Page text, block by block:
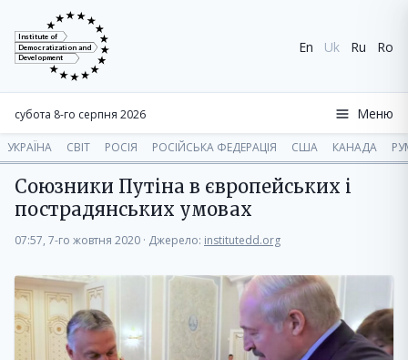
Institute of
Democratization and
Development
En Uk Ru Ro
субота 8-го серпня 2026 Меню
УКРАЇНА СВІТ РОСІЯ РОСІЙСЬКА ФЕДЕРАЦІЯ США КАНАДА
Союзники Путіна в європейських і
пострадянських умовах
07:57, 7-го жовтня 2020 · Джерело: institutedd.org